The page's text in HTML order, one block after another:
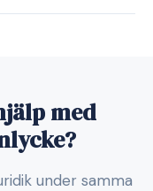
med
under samma